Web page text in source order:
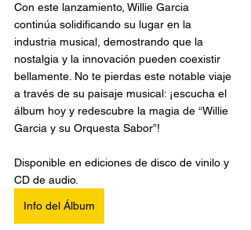
Con este lanzamiento, Willie Garcia
continúa solidificando su lugar en la
industria musical, demostrando que la
nostalgia y la innovación pueden coexistir
bellamente. No te pierdas este notable viaje
a través de su paisaje musical: ¡escucha el
álbum hoy y redescubre la magia de “Willie
Garcia y su Orquesta Sabor”!
Disponible en ediciones de disco de vinilo y
CD de audio.
Info del Álbum